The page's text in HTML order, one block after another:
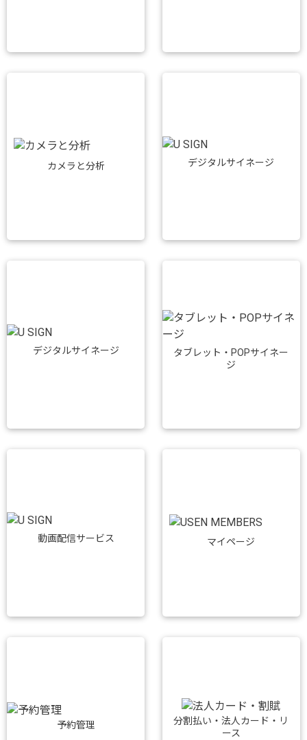
カメラと分析 デジタルサイネージ
デジタルサイネージ
タブレット・POPサイネー
ジ
動画配信サービス マイページ
予約管理
分割払い・法人カード・リ
ース